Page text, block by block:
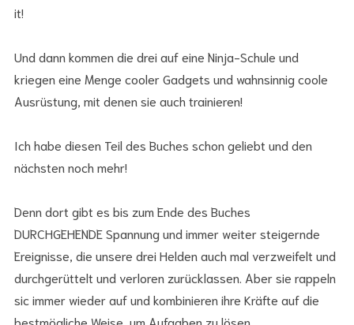
it!
Und dann kommen die drei auf eine Ninja-Schule und
kriegen eine Menge cooler Gadgets und wahnsinnig coole
Ausrüstung, mit denen sie auch trainieren!
Ich habe diesen Teil des Buches schon geliebt und den
nächsten noch mehr!
Denn dort gibt es bis zum Ende des Buches
DURCHGEHENDE Spannung und immer weiter steigernde
Ereignisse, die unsere drei Helden auch mal verzweifelt und
durchgerüttelt und verloren zurücklassen. Aber sie rappeln
sic immer wieder auf und kombinieren ihre Kräfte auf die